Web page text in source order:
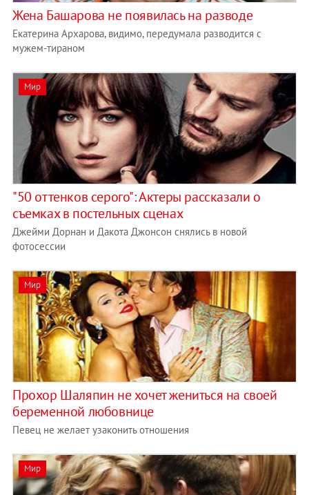
Жена Башарова не появилась на разводе
Екатерина Архарова, видимо, передумала разводится с
мужем-тираном
Мир
"50 оттенков серого": Актеры рассказали о
съемках в постельных сценах
Джейми Дорнан и Дакота Джонсон снялись в новой
фотосессии
Мир
Прохор Шаляпин не хочет жениться на своей
беременной любовнице
Певец не желает узаконить отношения
Мир